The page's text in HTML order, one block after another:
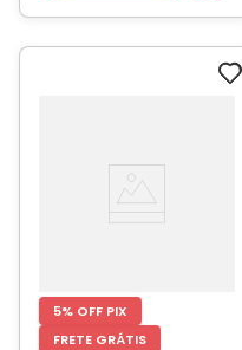
5% OFF PIX
FRETE GRÁTIS